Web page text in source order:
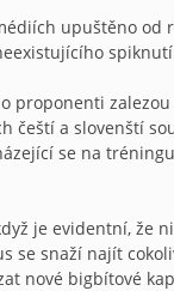
upuštěno
proponenti
čeští a slovenští
se na
je evidentní, že
snaží najít
nové bigbítové